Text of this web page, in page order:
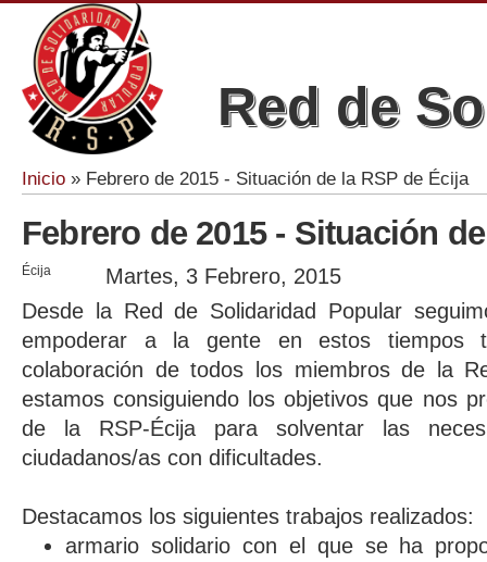
Red de
Se encuentra usted aquí
Inicio » Febrero de 2015 - Situación de la RSP de Écija
Febrero de 2015 - Situación
Écija
Martes, 3 Febrero, 2015
Desde la Red de Solidaridad Popular
empoderar a la gente en estos tiempos
colaboración de todos los miembros de la
estamos consiguiendo los objetivos que nos
de la RSP-Écija para solventar las
ciudadanos/as con dificultades.
Destacamos los siguientes trabajos realizados:
armario solidario con el que se ha